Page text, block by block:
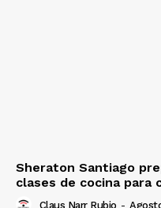
Sheraton Santiago
clases de cocina para
Claus Narr Rubio -